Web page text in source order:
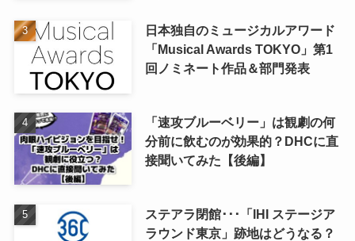
日本独自のミュージカルアワード
「Musical Awards TOKYO」第1
回ノミネート作品＆部門発表
「速攻ブルーベリー」は観劇の何
分前に飲むのが効果的？DHCに直
接聞いてみた【後編】
ステアラ閉館･･･「IHI ステージア
ラウンド東京」跡地はどうなる？